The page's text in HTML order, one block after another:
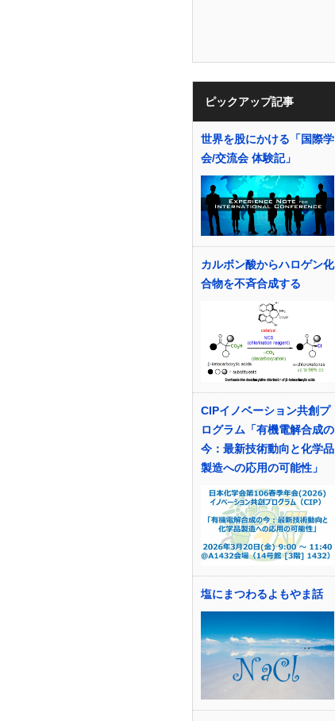
ピックアップ記事
世界を股にかける「国際学
会/交流会 体験記」
カルボン酸からハロゲン化
合物を不斉合成する
CIPイノベーション共創プ
ログラム「有機電解合成の
今：最新技術動向と化学品
製造への応用の可能性」
塩にまつわるよもやま話